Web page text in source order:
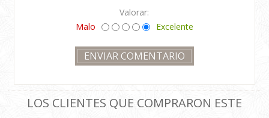
Valorar:
Malo
Excelente
LOS CLIENTES QUE COMPRARON ESTE